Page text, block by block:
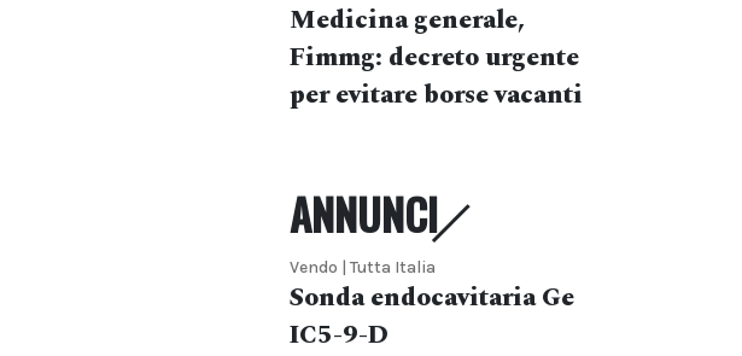
Medicina generale,
Fimmg: decreto urgente
per evitare borse vacanti
ANNUNCI
Vendo | Tutta Italia
Sonda endocavitaria Ge
IC5-9-D